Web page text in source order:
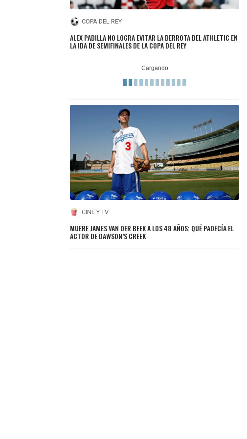
COPA DEL REY
ALEX PADILLA NO LOGRA EVITAR LA DERROTA DEL ATHLETIC EN
LA IDA DE SEMIFINALES DE LA COPA DEL REY
CINE Y TV
MUERE JAMES VAN DER BEEK A LOS 48 AÑOS; QUÉ PADECÍA EL
ACTOR DE DAWSON’S CREEK